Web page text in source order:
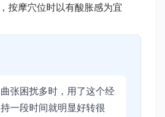
按摩穴位时以有酸胀感为宜
张困扰多时，用了这个经
一段时间就明显好转很